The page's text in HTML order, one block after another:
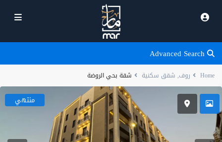
Advanced Search
Home روف, شقق سكنية شقة بحي الروضة
منتهي